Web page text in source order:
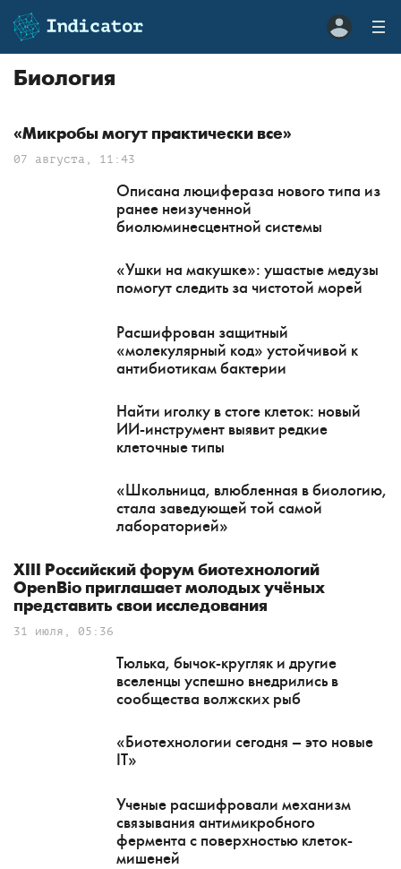
Биология
«Микробы могут практически все»
07 августа, 11:43
Описана люцифераза нового типа из
ранее неизученной
биолюминесцентной системы
«Ушки на макушке»: ушастые медузы
помогут следить за чистотой морей
Расшифрован защитный
«молекулярный код» устойчивой к
антибиотикам бактерии
Найти иголку в стоге клеток: новый
ИИ-инструмент выявит редкие
клеточные типы
«Школьница, влюбленная в биологию,
стала заведующей той самой
лабораторией»
XIII Российский форум биотехнологий
OpenBio приглашает молодых учёных
представить свои исследования
31 июля, 05:36
Тюлька, бычок-кругляк и другие
вселенцы успешно внедрились в
сообщества волжских рыб
«Биотехнологии сегодня – это новые
IT»
Ученые расшифровали механизм
связывания антимикробного
фермента с поверхностью клеток-
мишеней